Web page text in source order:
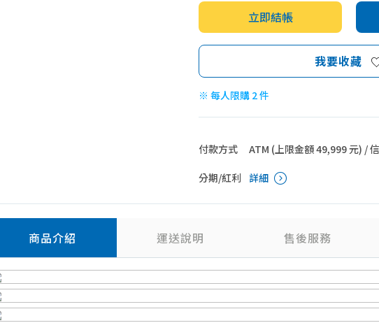
立即結帳
我要收藏
※ 每人限購 2 件
付款方式 ATM (上限金額 49,999 元) /
分期/紅利 詳細
商品介紹 運送說明 售後服務